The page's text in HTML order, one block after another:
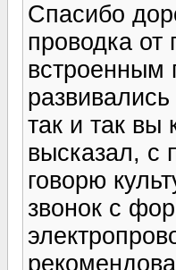
Спасибо
проводка от
встроенным
так и так
высказал, с
говорю
звонок с